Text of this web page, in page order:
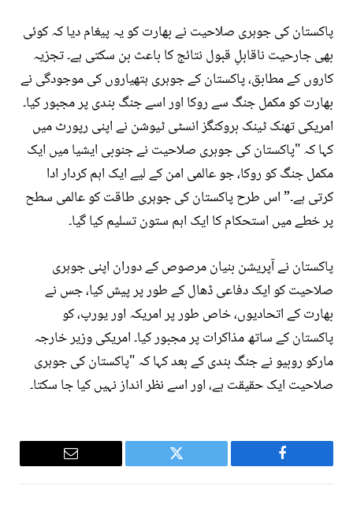
پاکستان کی جوہری صلاحیت نے بھارت کو یہ پیغام دیا کہ کوئی
بھی جارحیت ناقابلِ قبول نتائج کا باعث بن سکتی ہے۔ تجزیہ
کاروں کے مطابق، پاکستان کے جوہری ہتھیاروں کی موجودگی نے
بھارت کو مکمل جنگ سے روکا اور اسے جنگ بندی پر مجبور کیا۔
امریکی تھنک ٹینک بروکنگز انسٹی ٹیوشن نے اپنی رپورٹ میں
کہا کہ "پاکستان کی جوہری صلاحیت نے جنوبی ایشیا میں ایک
مکمل جنگ کو روکا، جو عالمی امن کے لیے ایک اہم کردار ادا
کرتی ہے۔” اس طرح پاکستان کی جوہری طاقت کو عالمی سطح
پر خطے میں استحکام کا ایک اہم ستون تسلیم کیا گیا۔
پاکستان نے آپریشن بنیان مرصوص کے دوران اپنی جوہری
صلاحیت کو ایک دفاعی ڈھال کے طور پر پیش کیا، جس نے
بھارت کے اتحادیوں، خاص طور پر امریکہ اور یورپ، کو
پاکستان کے ساتھ مذاکرات پر مجبور کیا۔ امریکی وزیر خارجہ
مارکو روبیو نے جنگ بندی کے بعد کہا کہ "پاکستان کی جوہری
صلاحیت ایک حقیقت ہے، اور اسے نظر انداز نہیں کیا جا سکتا۔
Facebook
Twitter
Email